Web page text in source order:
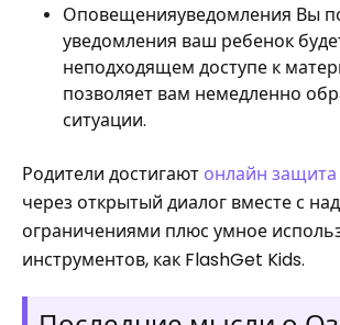
Оповещенияуведомления Вы
уведомления ваш ребенок
неподходящем доступе к
позволяет вам немедленно
ситуации.
Родители достигают онлайн защита
через открытый диалог вместе с
ограничениями плюс умное
инструментов, как FlashGet Kids.